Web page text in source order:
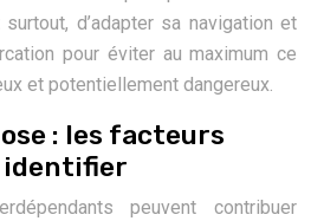
d’adapter sa navigation et
pour éviter au maximum ce
et potentiellement dangereux.
: les facteurs
identifier
peuvent contribuer